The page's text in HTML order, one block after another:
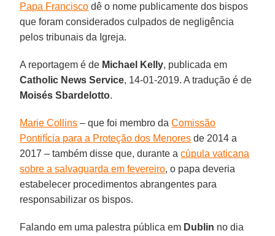
Papa Francisco dê o nome publicamente dos bispos
que foram considerados culpados de negligência
pelos tribunais da Igreja.
A reportagem é de Michael Kelly, publicada em
Catholic News Service, 14-01-2019. A tradução é de
Moisés Sbardelotto.
Marie Collins – que foi membro daComissão
Pontifícia para a Proteção dos Menores de 2014 a
2017 – também disse que, durante acúpula vaticana
sobre a salvaguarda em fevereiro, o papa deveria
estabelecer procedimentos abrangentes para
responsabilizar os bispos.
Falando em uma palestra pública em Dublin no dia